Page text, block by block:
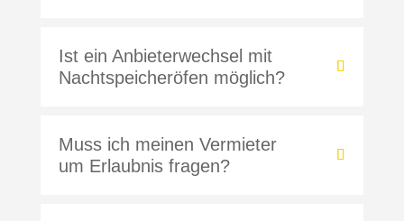
Ist ein Anbieterwechsel mit
Nachtspeicheröfen möglich?
Muss ich meinen Vermieter
um Erlaubnis fragen?